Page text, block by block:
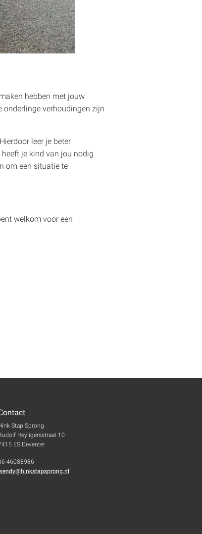
hebben met jouw
onderlinge verhoudingen zijn
leer je beter
je kind van jou nodig
om een situatie te
welkom voor een
Stap Sprong
Heyligersstraat 10
ES Deventer
46088986